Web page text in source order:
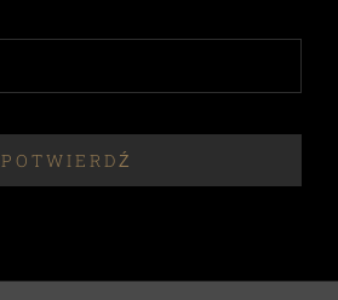
POTWIERDŹ